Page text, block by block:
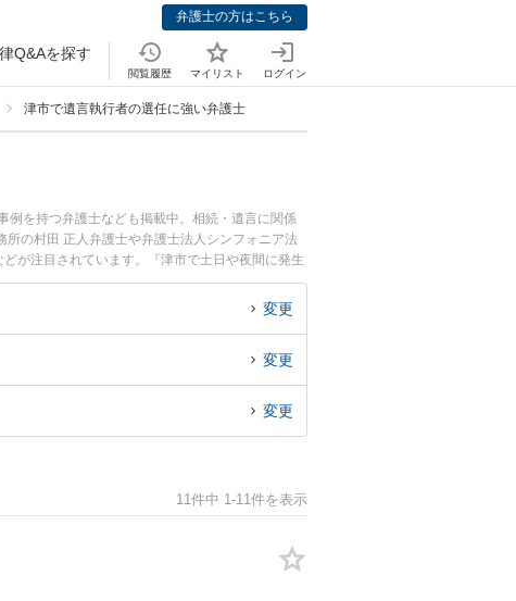
弁護士の方はこちら
Q&Aを探す
閲覧履歴 マイリスト ログイン
津市で遺言執行者の選任に強い弁護士
例を持つ弁護士なども掲載中。相続・遺言に関係
の村田 正人弁護士や弁護士法人シンフォニア法
が注目されています。『津市で土日や夜間に発生
を検索したい』『初回相談無料で遺言執行者の選
変更
変更
変更
11件中 1-11件を表示